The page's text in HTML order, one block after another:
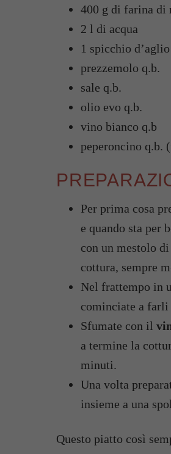
400 g di farina di
2 l di acqua
1 spicchio d’aglio
prezzemolo q.b.
sale q.b.
olio evo q.b.
vino bianco q.b
peperoncino q.b.
Per prima cosa
e quando sta per
con un mestolo
cottura, sempre
Nel frattempo in
cominciate a
Sfumate con il
a termine la
minuti.
Una volta
insieme a una
Questo piatto così